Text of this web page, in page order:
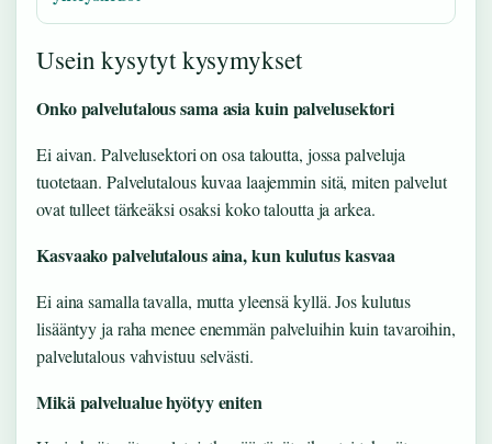
Usein kysytyt kysymykset
Onko palvelutalous sama asia kuin palvelusektori
Ei aivan. Palvelusektori on osa taloutta, jossa palveluja
tuotetaan. Palvelutalous kuvaa laajemmin sitä, miten palvelut
ovat tulleet tärkeäksi osaksi koko taloutta ja arkea.
Kasvaako palvelutalous aina, kun kulutus kasvaa
Ei aina samalla tavalla, mutta yleensä kyllä. Jos kulutus
lisääntyy ja raha menee enemmän palveluihin kuin tavaroihin,
palvelutalous vahvistuu selvästi.
Mikä palvelualue hyötyy eniten